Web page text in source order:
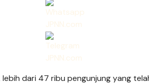
dari 47 ribu pengunjung yang